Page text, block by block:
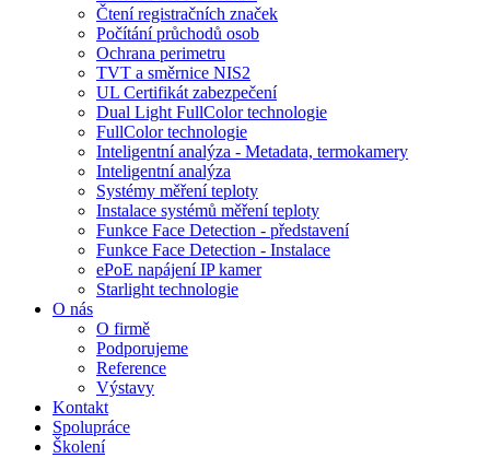
Čtení registračních značek
Počítání průchodů osob
Ochrana perimetru
TVT a směrnice NIS2
UL Certifikát zabezpečení
Dual Light FullColor technologie
FullColor technologie
Inteligentní analýza - Metadata, termokamery
Inteligentní analýza
Systémy měření teploty
Instalace systémů měření teploty
Funkce Face Detection - představení
Funkce Face Detection - Instalace
ePoE napájení IP kamer
Starlight technologie
O nás
O firmě
Podporujeme
Reference
Výstavy
Kontakt
Spolupráce
Školení